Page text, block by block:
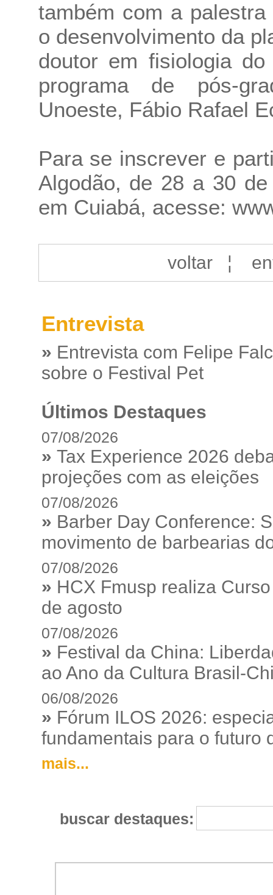
também com a
o desenvolvimento da
doutor em fisiologia
programa de pós-
Unoeste, Fábio Rafael
Para se inscrever e
Algodão, de 28 a 30
em Cuiabá, acesse:
voltar¦
Entrevista
» Entrevista com Felipe
sobre o Festival Pet
Últimos Destaques
07/08/2026
» Tax Experience 2026
projeções com as eleições
07/08/2026
» Barber Day Conference:
movimento de barbearias
07/08/2026
» HCX Fmusp realiza
de agosto
07/08/2026
» Festival da China:
ao Ano da Cultura Brasil-
06/08/2026
» Fórum ILOS 2026:
fundamentais para o futuro
mais...
buscar destaques: